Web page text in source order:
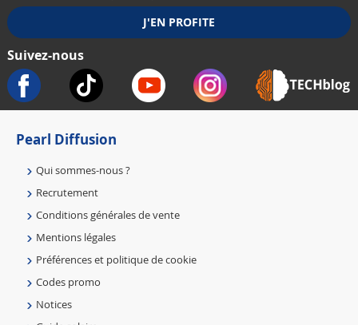
Suivez-nous
Pearl Diffusion
Qui sommes-nous ?
Recrutement
Conditions générales de vente
Mentions légales
Préférences et politique de cookie
Codes promo
Notices